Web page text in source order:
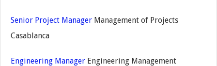
Senior Project ManagerManagement of Projects
Casablanca
Engineering ManagerEngineering Management